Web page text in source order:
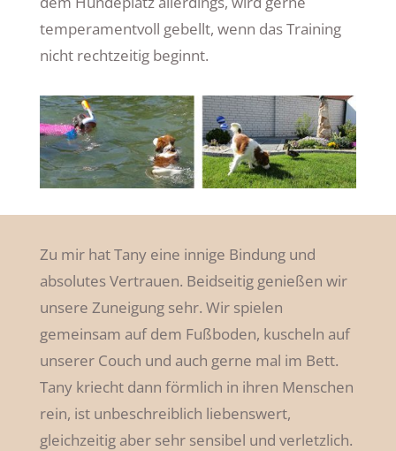
temperamentvoll gebellt, wenn das Training
nicht rechtzeitig beginnt.
Zu mir hat Tany eine innige Bindung und
absolutes Vertrauen. Beidseitig genießen wir
unsere Zuneigung sehr. Wir spielen
gemeinsam auf dem Fußboden, kuscheln auf
unserer Couch und auch gerne mal im Bett.
Tany kriecht dann förmlich in ihren Menschen
rein, ist unbeschreiblich liebenswert,
gleichzeitig aber sehr sensibel und verletzlich.